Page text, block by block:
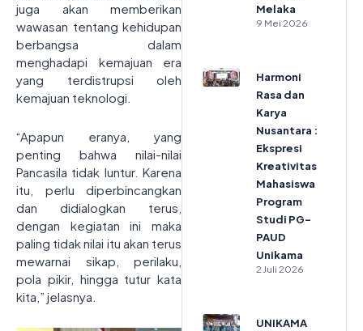
juga akan memberikan
wawasan tentang kehidupan
berbangsa dalam
menghadapi kemajuan era
yang terdistrupsi oleh
kemajuan teknologi.
“Apapun eranya, yang
penting bahwa nilai-nilai
Pancasila tidak luntur. Karena
itu, perlu diperbincangkan
dan didialogkan terus,
dengan kegiatan ini maka
paling tidak nilai itu akan terus
mewarnai sikap, perilaku,
pola pikir, hingga tutur kata
kita,” jelasnya.
Melaka
9 Mei 2026
Harmoni
Rasa dan
Karya
Nusantara :
Ekspresi
Kreativitas
Mahasiswa
Program
Studi PG-
PAUD
Unikama
2 Juli 2026
UNIKAMA